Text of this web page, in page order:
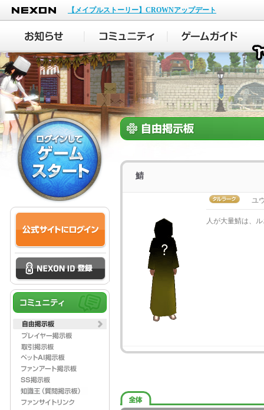
NEXON
【メイプルストーリー】CROWNアップデート
鯖
ユ
人が大量鯖は、